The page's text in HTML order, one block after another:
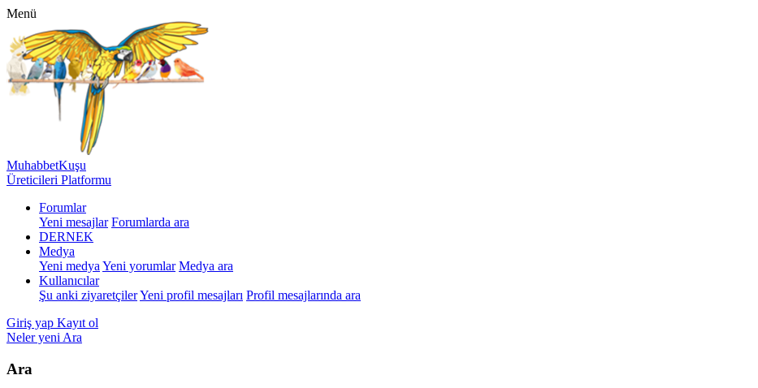
Menü
MuhabbetKuşu
Üreticileri Platformu
Forumlar
Yeni mesajlar Forumlarda ara
DERNEK
Medya
Yeni medya Yeni yorumlar Medya ara
Kullanıcılar
Şu anki ziyaretçilerYeni profil mesajları Profil mesajlarında ara
Giriş yap Kayıt ol
Neler yeni Ara
Ara